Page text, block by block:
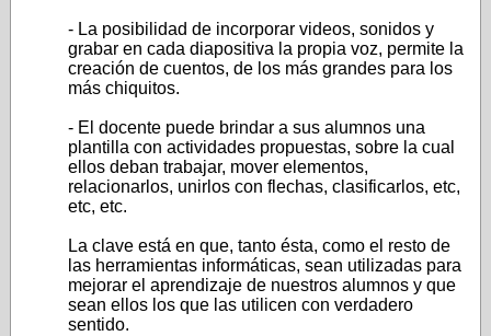
- La posibilidad de incorporar videos, sonidos y
grabar en cada diapositiva la propia voz, permite la
creación de cuentos, de los más grandes para los
más chiquitos.
- El docente puede brindar a sus alumnos una
plantilla con actividades propuestas, sobre la cual
ellos deban trabajar, mover elementos,
relacionarlos, unirlos con flechas, clasificarlos, etc,
etc, etc.
La clave está en que, tanto ésta, como el resto de
las herramientas informáticas, sean utilizadas para
mejorar el aprendizaje de nuestros alumnos y que
sean ellos los que las utilicen con verdadero
sentido.